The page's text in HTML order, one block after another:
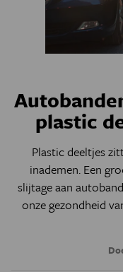
plastic
Plastic deeltjes
inademen. Een
slijtage aan
onze gezondheid